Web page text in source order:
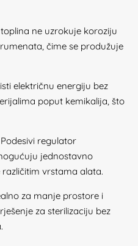
ne uzrokuje koroziju
čime se produžuje
električnu energiju bez
poput kemikalija, što
Podesivi regulator
jednostavno
vrstama alata.
za manje prostore i
za sterilizaciju bez